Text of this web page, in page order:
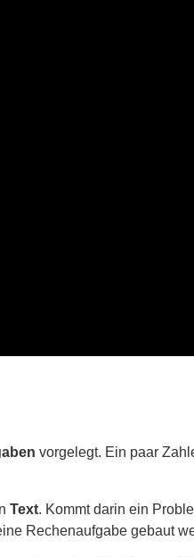
vorgelegt. Ein paar
Text. Kommt darin ein
Rechenaufgabe gebaut